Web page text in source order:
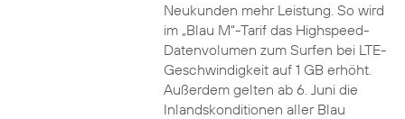
Neukunden mehr Leistung. So wird
im „Blau M“-Tarif das Highspeed-
Datenvolumen zum Surfen bei LTE-
Geschwindigkeit auf 1 GB erhöht.
Außerdem gelten ab 6. Juni die
Inlandskonditionen aller Blau